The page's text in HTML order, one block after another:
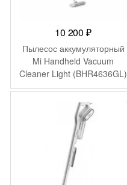
10 200₽
Пылесос аккумуляторный
Mi Handheld Vacuum
Cleaner Light (BHR4636GL)